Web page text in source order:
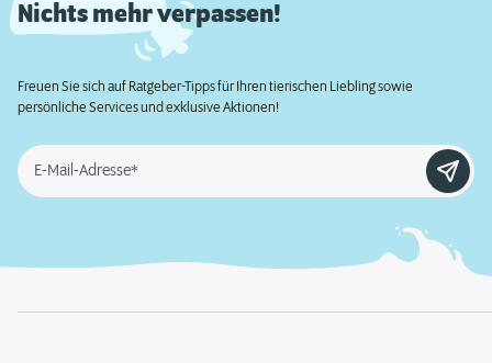
Nichts mehr verpassen!
Freuen Sie sich auf Ratgeber-Tipps für Ihren tierischen Liebling sowie
persönliche Services und exklusive Aktionen!
E-Mail-Adresse*